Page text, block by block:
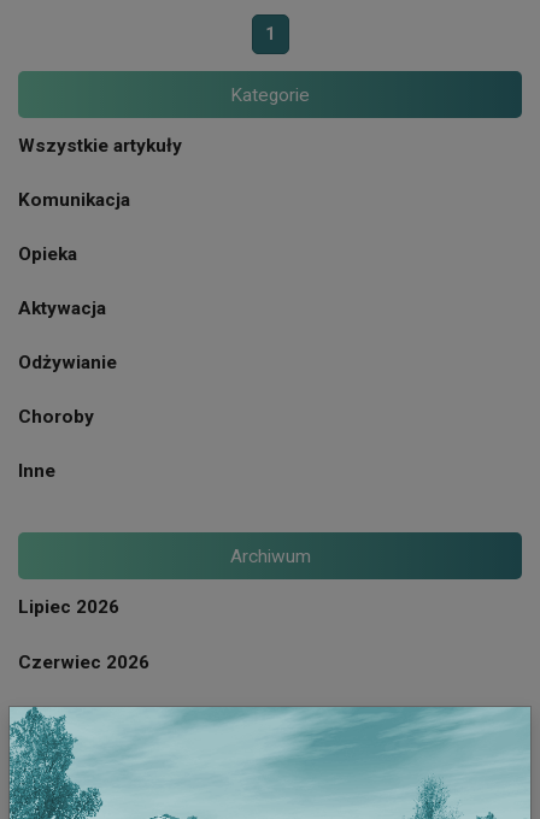
1
Kategorie
Wszystkie artykuły
Komunikacja
Opieka
Aktywacja
Odżywianie
Choroby
Inne
Archiwum
Lipiec 2026
Czerwiec 2026
Maj 2026
Kwiecien 2026